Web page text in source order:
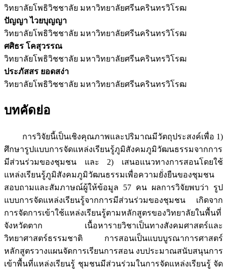
วิทยาลัยโพธิวิชชาลัย มหาวิทยาลัยศรีนครินทรวิโรฒ
ปัญญา ไวยบุญญา
วิทยาลัยโพธิวิชชาลัย มหาวิทยาลัยศรีนครินทรวิโรฒ
ศศิธร โคสุวรรณ
วิทยาลัยโพธิวิชชาลัย มหาวิทยาลัยศรีนครินทรวิโรฒ
ประภัสสร ยอดสง่า
วิทยาลัยโพธิวิชชาลัย มหาวิทยาลัยศรีนครินทรวิโรฒ
บทคัดย่อ
การวิจัยนี้เป็นเชิงคุณภาพและปริมาณมีวัตถุประสงค์เพื่อ 1)
ศึกษารูปแบบการจัดแหล่งเรียนรู้ภูมิสังคมภูมิวัฒนธรรมจากการ
มีส่วนร่วมของชุมชน และ 2) เสนอแนวทางการสอนโดยใช้
แหล่งเรียนรู้ภูมิสังคมภูมิวัฒนธรรมเพื่อความยั่งยืนของชุมชน
สอบถามและสัมภาษณ์ผู้ให้ข้อมูล 57 คน ผลการวิจัยพบว่า รูป
แบบการจัดแหล่งเรียนรู้จากการมีส่วนร่วมของชุมชน เกิดจาก
การจัดการเข้าใช้แหล่งเรียนรู้ตามหลักสูตรของวิทยาลัยในพื้นที่
จังหวัดตาก เนื้อหารายวิชาเป็นทางสังคมศาสตร์และ
วิทยาศาสตร์ธรรมชาติ การสอนเป็นแบบบูรณาการศาสตร์
หลักสูตรวางแผนจัดการเรียนการสอน งบประมาณสนับสนุนการ
เข้าพื้นที่แหล่งเรียนรู้ ชุมชนมีส่วนร่วมในการจัดแหล่งเรียนรู้ จัด